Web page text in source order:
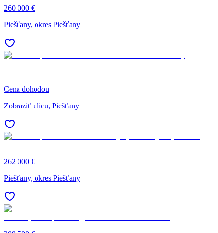
260 000 €
Piešťany, okres Piešťany
Cena dohodou
Zobraziť ulicu, Piešťany
262 000 €
Piešťany, okres Piešťany